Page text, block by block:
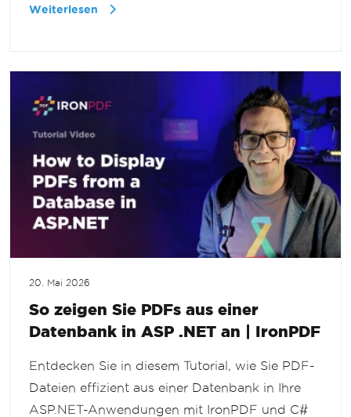
Weiterlesen
20. Mai 2026
So zeigen Sie PDFs aus einer
Datenbank in ASP .NET an | IronPDF
Entdecken Sie in diesem Tutorial, wie Sie PDF-
Dateien effizient aus einer Datenbank in Ihre
ASP.NET-Anwendungen mit IronPDF und C#